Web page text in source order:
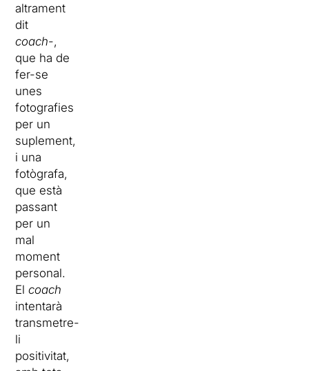
altrament
dit
coach-,
que ha de
fer-se
unes
fotografies
per un
suplement,
i una
fotògrafa,
que està
passant
per un
mal
moment
personal.
Elcoach
intentarà
transmetre-
li
positivitat,